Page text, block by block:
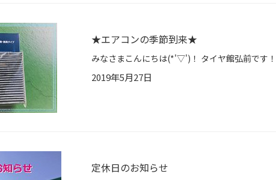
★エアコンの季節到来★
2019年5月27日
定休日のお知らせ